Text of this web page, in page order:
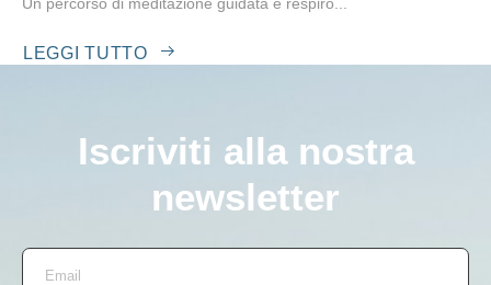
LEGGI TUTTO
Iscriviti alla nostra
newsletter